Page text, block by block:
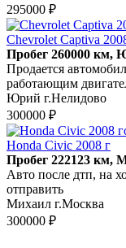
295000 ₽
Chevrolet Captiva
Пробег 260000 км,
Продается
работающим
Юрий г.Нелидово
300000 ₽
Honda Civic 2008 г
Пробег 222123 км,
Авто после дтп, на
отправить
Михаил г.Москва
300000 ₽